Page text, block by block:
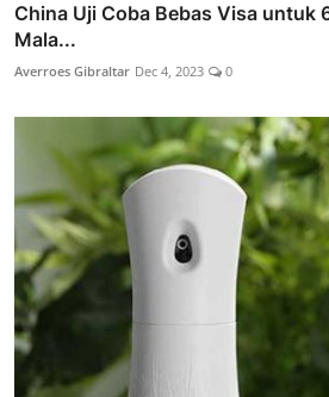
China Uji Coba Bebas Visa untuk
Mala...
Averroes Gibraltar Dec 4, 2023 0